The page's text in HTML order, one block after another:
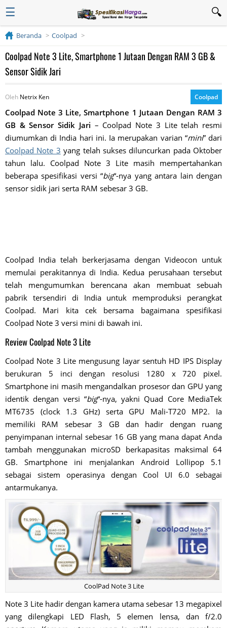
☰
Beranda Coolpad
Coolpad Note 3 Lite, Smartphone 1 Jutaan Dengan RAM 3 GB &
Sensor Sidik Jari
Oleh Netrix Ken Coolpad
Coolpad Note 3 Lite, Smartphone 1 Jutaan Dengan RAM 3
GB & Sensor Sidik Jari – Coolpad Note 3 Lite telah resmi
diumumkan di India hari ini. Ia merupakan varian “mini” dari
Coolpad Note 3 yang telah sukses diluncurkan pada Oktober
tahun lalu. Coolpad Note 3 Lite masih mempertahankan
beberapa spesifikasi versi “big“-nya yang antara lain dengan
sensor sidik jari serta RAM sebesar 3 GB.
Coolpad India telah berkerjasama dengan Videocon untuk
memulai perakitannya di India. Kedua perusahaan tersebut
telah mengumumkan berencana akan membuat sebuah
pabrik tersendiri di India untuk memproduksi perangkat
Coolpad. Mari kita cek bersama bagaimana spesifikasi
Coolpad Note 3 versi mini di bawah ini.
Review Coolpad Note 3 Lite
Coolpad Note 3 Lite mengusung layar sentuh HD IPS Display
berukuran 5 inci dengan resolusi 1280 x 720 pixel.
Smartphone ini masih mengandalkan prosesor dan GPU yang
identik dengan versi “big“-nya, yakni Quad Core MediaTek
MT6735 (clock 1.3 GHz) serta GPU Mali-T720 MP2. Ia
memiliki RAM sebesar 3 GB dan hadir dengan ruang
penyimpanan internal sebesar 16 GB yang mana dapat Anda
tambah menggunakan microSD berkapasitas maksimal 64
GB. Smartphone ini menjalankan Android Lollipop 5.1
sebagai sistem operasinya dengan Cool UI 6.0 sebagai
antarmukanya.
CoolPad Note 3 Lite
Note 3 Lite hadir dengan kamera utama sebesar 13 megapixel
yang dilengkapi LED Flash, 5 elemen lensa, dan f/2.0